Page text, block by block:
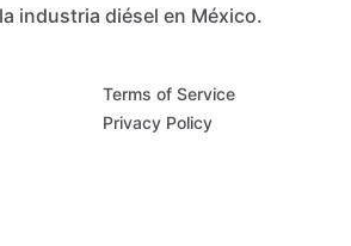
industria diésel en México.
Terms of Service
Privacy Policy